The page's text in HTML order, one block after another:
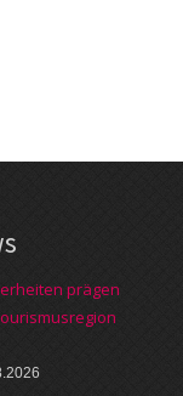
prägen